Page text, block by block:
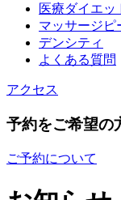
医療ダイエッ
マッサージピ
デンシティ
よくある質問
アクセス
予約をご希望の
ご予約について